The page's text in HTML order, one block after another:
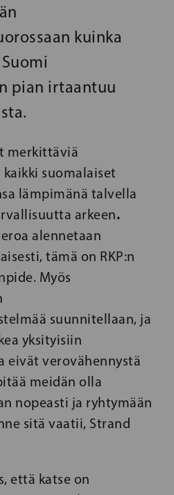
kuinka
pian irtaantuu
merkittäviä
suomalaiset
lämpimänä talvella
arkeen.
alennetaan
tämä on RKP:n
Myös
suunnitellaan, ja
yksityisiin
eivät verovähennystä
meidän olla
nopeasti ja ryhtymään
sitä vaatii, Strand
että katse on